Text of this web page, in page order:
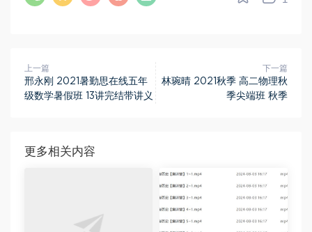
上一篇
邢永刚 2021暑勤思在线五年
级数学暑假班 13讲完结带讲义
下一篇
林琬晴 2021秋季 高二物理秋
季尖端班 秋季
更多相关内容